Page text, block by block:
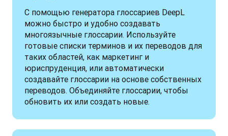
С помощью генератора глоссариев DeepL
можно быстро и удобно создавать
многоязычные глоссарии. Используйте
готовые списки терминов и их переводов для
таких областей, как маркетинг и
юриспруденция, или автоматически
создавайте глоссарии на основе собственных
переводов. Объединяйте глоссарии, чтобы
обновить их или создать новые.